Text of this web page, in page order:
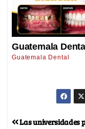
Las universidades